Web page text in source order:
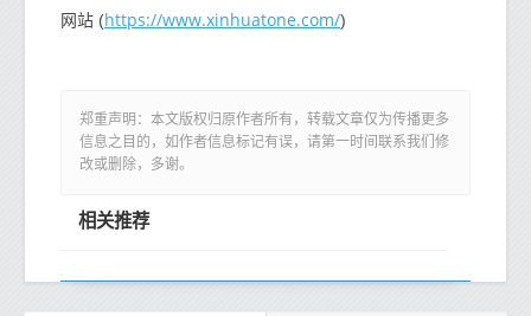
网站 (https://www.xinhuatone.com/)
郑重声明：本文版权归原作者所有，转载文章仅为传播更多
信息之目的，如作者信息标记有误，请第一时间联系我们修
改或删除，多谢。
相关推荐